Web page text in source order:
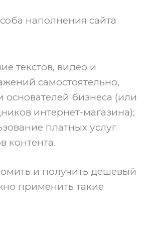
наполнения сайта
текстов, видео и
самостоятельно,
основателей бизнеса (или
интернет-магазина);
платных услуг
контента.
и получить дешевый
применить такие